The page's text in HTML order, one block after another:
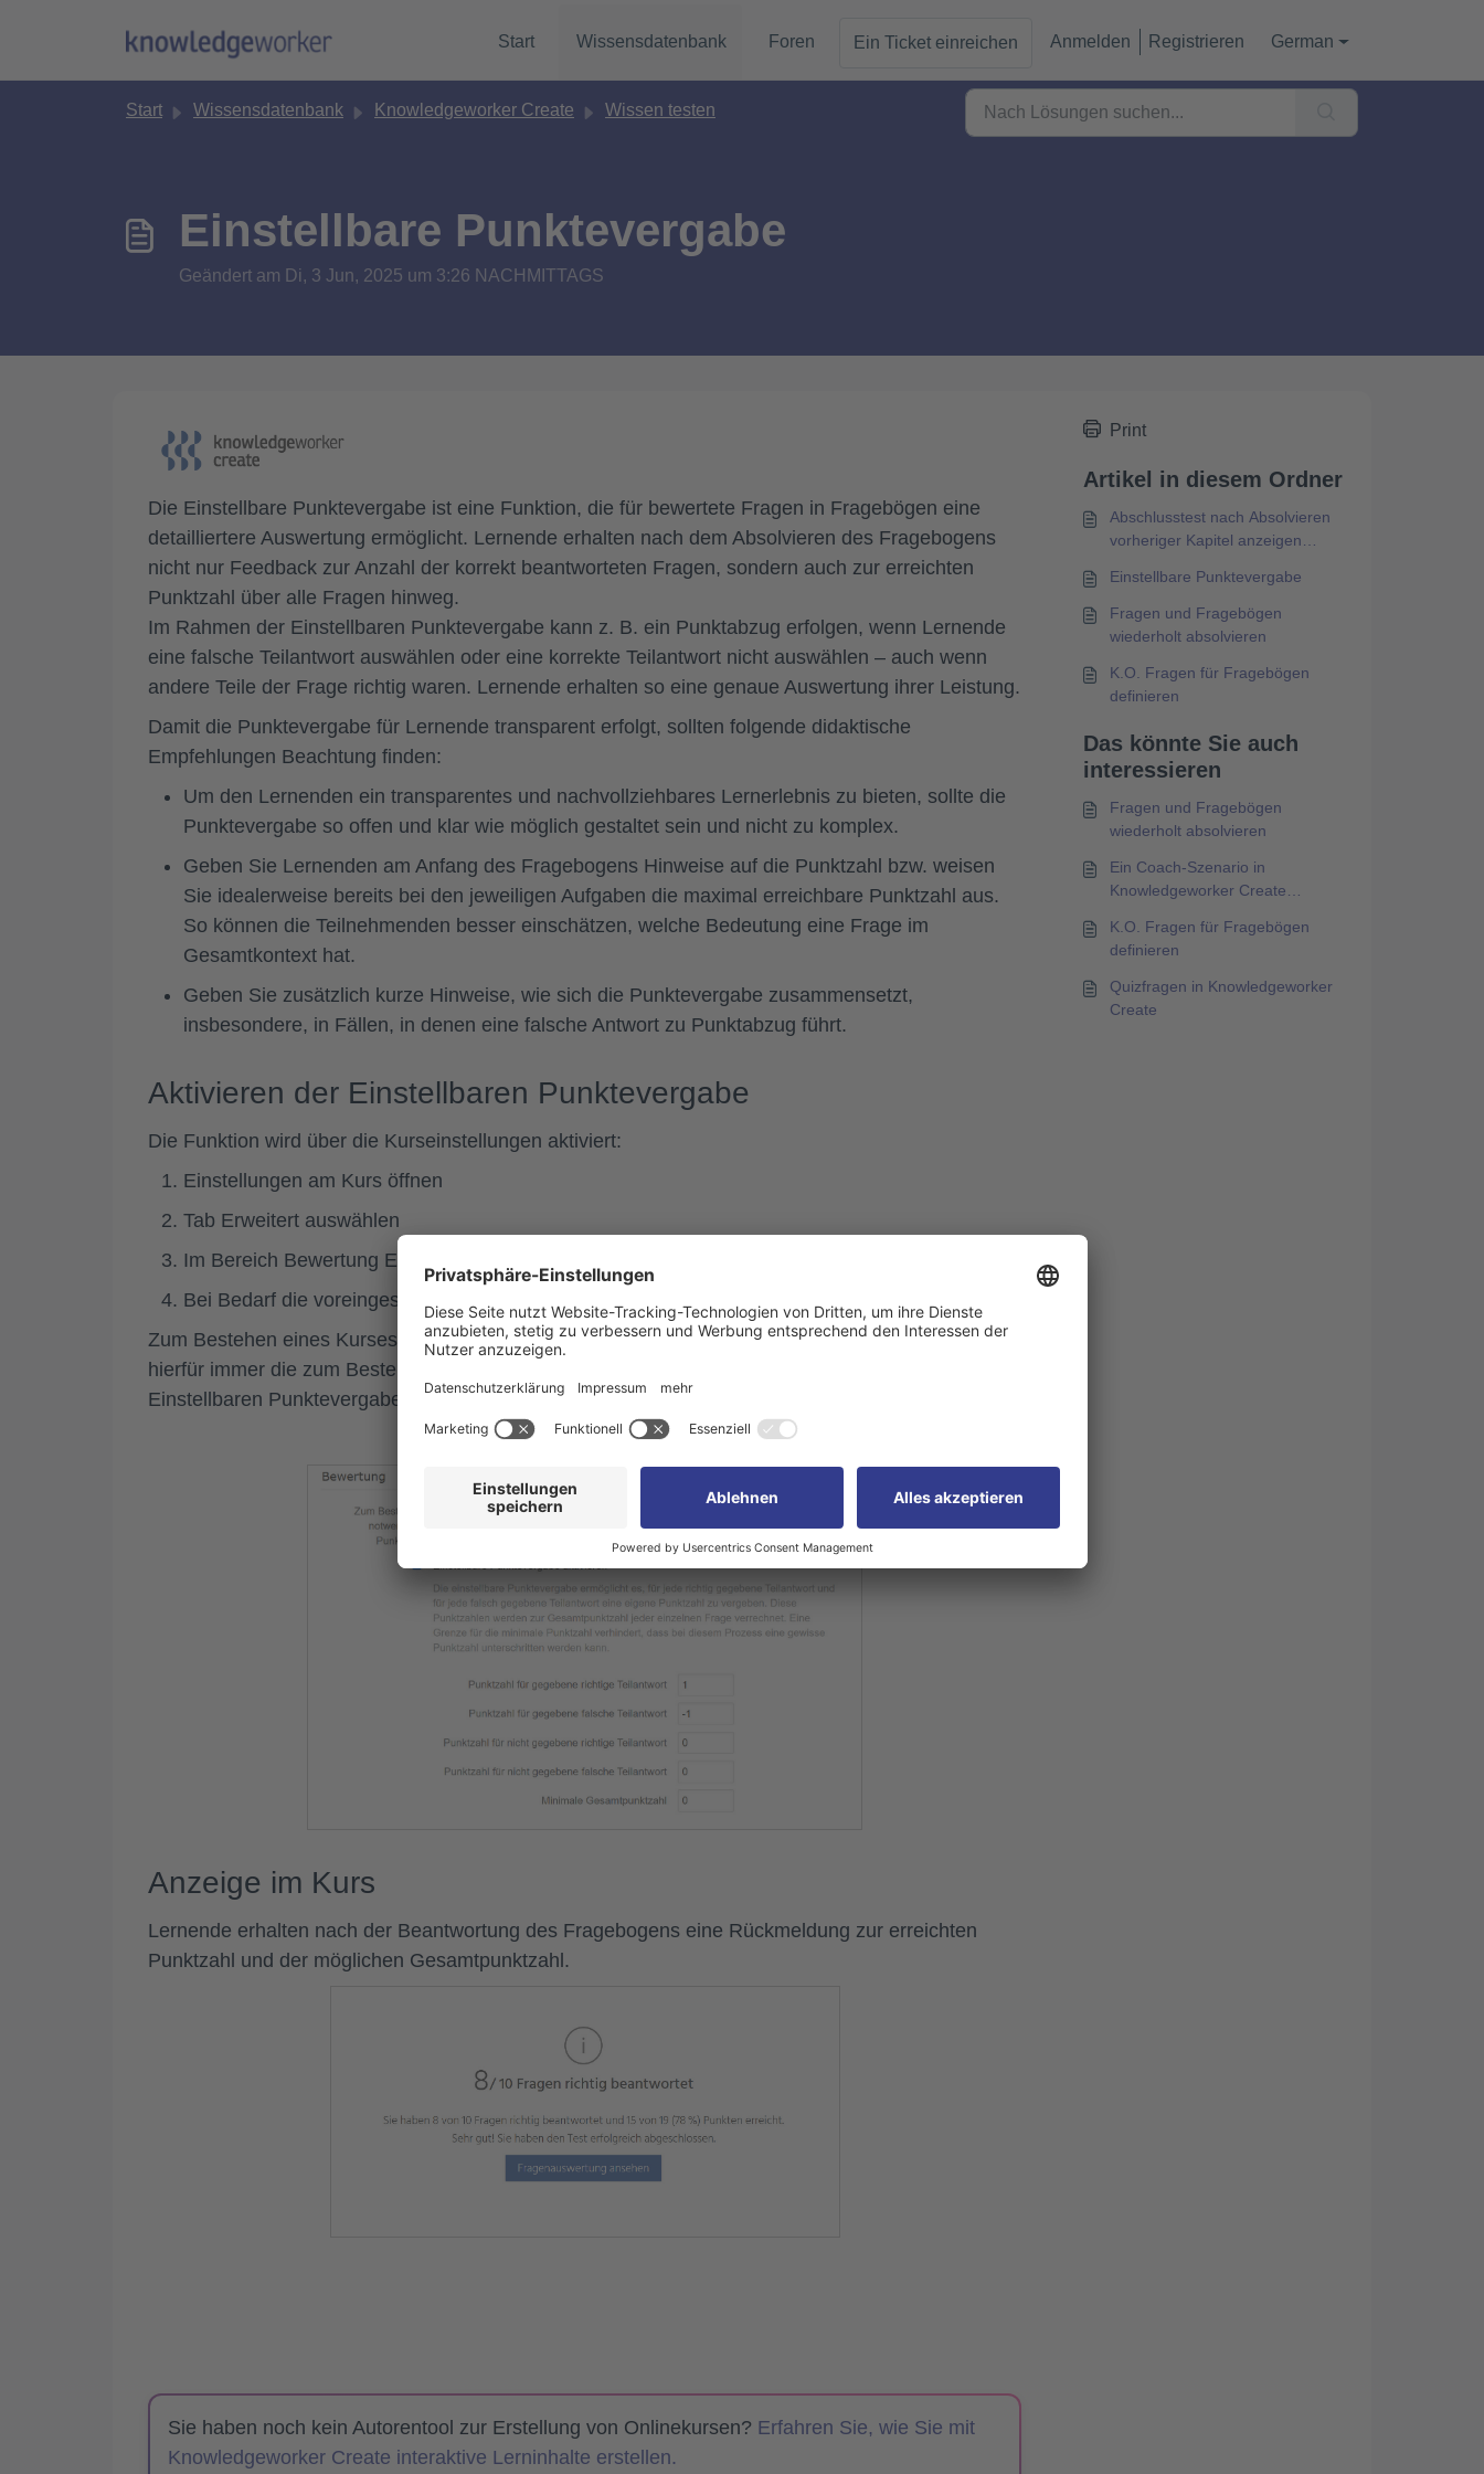
Start
Wissensdatenbank Foren Ein Ticket einreichen Anmelden Registrieren German
Start Wissensdatenbank Knowledgeworker Create Wissen testen
Einstellbare Punktevergabe
Geändert am Di, 3 Jun, 2025 um 3:26 NACHMITTAGS
Die Einstellbare Punktevergabe ist eine Funktion, die für bewertete Fragen in Fragebögen eine
detailliertere Auswertung ermöglicht. Lernende erhalten nach dem Absolvieren des Fragebogens
nicht nur Feedback zur Anzahl der korrekt beantworteten Fragen, sondern auch zur erreichten
Punktzahl über alle Fragen hinweg.
Im Rahmen der Einstellbaren Punktevergabe kann z. B. ein Punktabzug erfolgen, wenn Lernende
eine falsche Teilantwort auswählen oder eine korrekte Teilantwort nicht auswählen – auch wenn
andere Teile der Frage richtig waren. Lernende erhalten so eine genaue Auswertung ihrer Leistung.
Damit die Punktevergabe für Lernende transparent erfolgt, sollten folgende didaktische
Empfehlungen Beachtung finden:
Um den Lernenden ein transparentes und nachvollziehbares Lernerlebnis zu bieten, sollte die
Punktevergabe so offen und klar wie möglich gestaltet sein und nicht zu komplex.
Geben Sie Lernenden am Anfang des Fragebogens Hinweise auf die Punktzahl bzw. weisen
Sie idealerweise bereits bei den jeweiligen Aufgaben die maximal erreichbare Punktzahl aus.
So können die Teilnehmenden besser einschätzen, welche Bedeutung eine Frage im
Gesamtkontext hat.
Geben Sie zusätzlich kurze Hinweise, wie sich die Punktevergabe zusammensetzt,
insbesondere, in Fällen, in denen eine falsche Antwort zu Punktabzug führt.
Aktivieren der Einstellbaren Punktevergabe
Die Funktion wird über die Kurseinstellungen aktiviert:
Einstellungen am Kurs öffnen
Tab Erweitert auswählen
Im Bereich Bewertung Einstellbare Punktevergabe aktivieren
Bei Bedarf die voreingestellten Standard-Punktwerte anpassen
Zum Bestehen eines Kurses werden allerdings nie die Einzelpunkte ausgewertet. Maßgeblich ist
hierfür immer die zum Bestehen notwendige Punktzahl
Einstellbaren Punktevergabe gesetzt ist (siehe nachfolgender Screenshot).
Anzeige im Kurs
Lernende erhalten nach der Beantwortung des Fragebogens eine Rückmeldung zur erreichten
Punktzahl und der möglichen Gesamtpunktzahl.
Sie haben noch kein Autorentool zur Erstellung von Onlinekursen? Erfahren Sie, wie Sie mit
Knowledgeworker Create interaktive Lerninhalte erstellen.
Print
Artikel in diesem Ordner
Abschlusstest nach Absolvieren
vorheriger Kapitel anzeigen
Einstellbare Punktevergabe
Fragen und Fragebögen
wiederholt absolvieren
K.O. Fragen für Fragebögen
definieren
Das könnte Sie auch
interessieren
Fragen und Fragebögen
wiederholt absolvieren
Ein Coach-Szenario in
Knowledgeworker Create
K.O. Fragen für Fragebögen
definieren
Quizfragen in Knowledgeworker
Create